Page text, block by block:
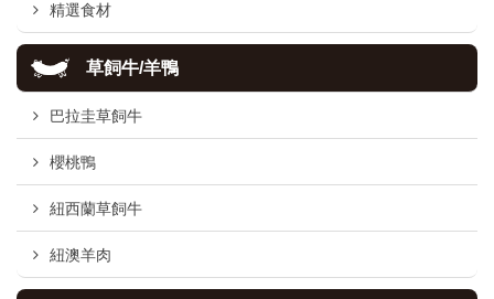
精選食材
草飼牛/羊鴨
巴拉圭草飼牛
櫻桃鴨
紐西蘭草飼牛
紐澳羊肉